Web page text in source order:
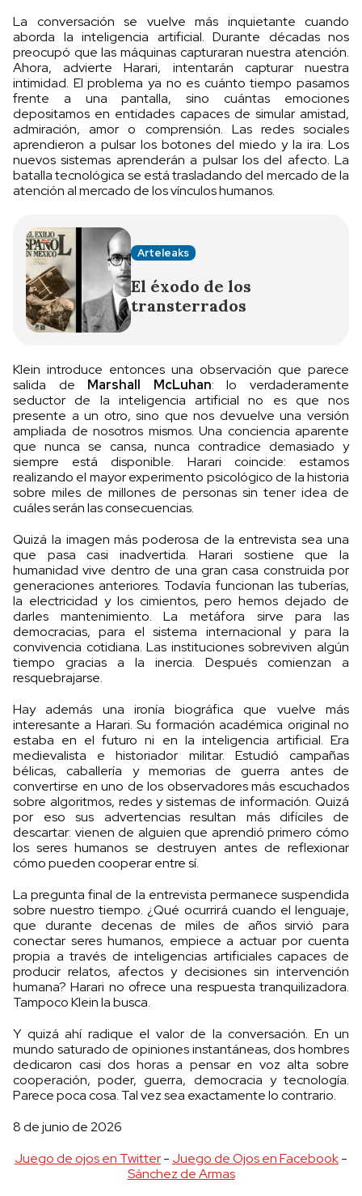
La conversación se vuelve más inquietante cuando
aborda la inteligencia artificial. Durante décadas nos
preocupó que las máquinas capturaran nuestra atención.
Ahora, advierte Harari, intentarán capturar nuestra
intimidad. El problema ya no es cuánto tiempo pasamos
frente a una pantalla, sino cuántas emociones
depositamos en entidades capaces de simular amistad,
admiración, amor o comprensión. Las redes sociales
aprendieron a pulsar los botones del miedo y la ira. Los
nuevos sistemas aprenderán a pulsar los del afecto. La
batalla tecnológica se está trasladando del mercado de la
atención al mercado de los vínculos humanos.
Arteleaks
El éxodo de los
transterrados
Klein introduce entonces una observación que parece
salida de Marshall McLuhan: lo verdaderamente
seductor de la inteligencia artificial no es que nos
presente a un otro, sino que nos devuelve una versión
ampliada de nosotros mismos. Una conciencia aparente
que nunca se cansa, nunca contradice demasiado y
siempre está disponible. Harari coincide: estamos
realizando el mayor experimento psicológico de la historia
sobre miles de millones de personas sin tener idea de
cuáles serán las consecuencias.
Quizá la imagen más poderosa de la entrevista sea una
que pasa casi inadvertida. Harari sostiene que la
humanidad vive dentro de una gran casa construida por
generaciones anteriores. Todavía funcionan las tuberías,
la electricidad y los cimientos, pero hemos dejado de
darles mantenimiento. La metáfora sirve para las
democracias, para el sistema internacional y para la
convivencia cotidiana. Las instituciones sobreviven algún
tiempo gracias a la inercia. Después comienzan a
resquebrajarse.
Hay además una ironía biográfica que vuelve más
interesante a Harari. Su formación académica original no
estaba en el futuro ni en la inteligencia artificial. Era
medievalista e historiador militar. Estudió campañas
bélicas, caballería y memorias de guerra antes de
convertirse en uno de los observadores más escuchados
sobre algoritmos, redes y sistemas de información. Quizá
por eso sus advertencias resultan más difíciles de
descartar: vienen de alguien que aprendió primero cómo
los seres humanos se destruyen antes de reflexionar
cómo pueden cooperar entre sí.
La pregunta final de la entrevista permanece suspendida
sobre nuestro tiempo. ¿Qué ocurrirá cuando el lenguaje,
que durante decenas de miles de años sirvió para
conectar seres humanos, empiece a actuar por cuenta
propia a través de inteligencias artificiales capaces de
producir relatos, afectos y decisiones sin intervención
humana? Harari no ofrece una respuesta tranquilizadora.
Tampoco Klein la busca.
Y quizá ahí radique el valor de la conversación. En un
mundo saturado de opiniones instantáneas, dos hombres
dedicaron casi dos horas a pensar en voz alta sobre
cooperación, poder, guerra, democracia y tecnología.
Parece poca cosa. Tal vez sea exactamente lo contrario.
8 de junio de 2026
Juego de ojos en Twitter- Juego de Ojos en Facebook-
Sánchez de Armas